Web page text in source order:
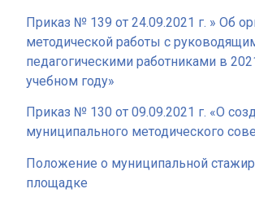
Приказ № 139 от 24.09.2021 г. » Об
методической работы с
педагогическими работниками в
учебном году»
Приказ № 130 от 09.09.2021 г. «О
муниципального методического
Положение о муниципальной
площадке